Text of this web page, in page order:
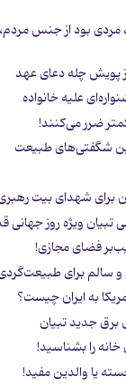
بود از جنس مردم،
پویش چله دعای عهد
ضرر می‌کنند!
شگفتی‌های طبیعت
برای شهدای بیت
ویژه روز
فضای مجازی!
به ایران چیست؟
برق جدید تبیان
را بشناسید!
یا والدین مفید!